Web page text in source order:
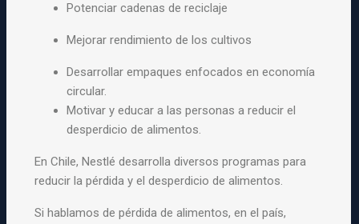
Potenciar cadenas de reciclaje
Mejorar rendimiento de los cultivos
Desarrollar empaques enfocados en economía
circular.
Motivar y educar a las personas a reducir el
desperdicio de alimentos.
En Chile, Nestlé desarrolla diversos programas para
reducir la pérdida y el desperdicio de alimentos.
Si hablamos de pérdida de alimentos, en el país,